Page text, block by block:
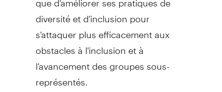
diversité et d'inclusion pour
s'attaquer plus efficacement aux
obstacles à l'inclusion et à
l'avancement des groupes sous-
représentés.